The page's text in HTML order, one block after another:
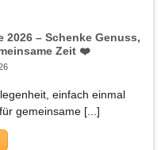
2026 – Schenke Genuss,
Zeit ❤️
einfach einmal
gemeinsame [...]